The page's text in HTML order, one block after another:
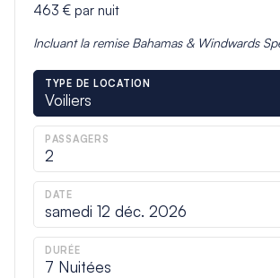
463 €par nuit
Incluant la remise Bahamas & Windwards
TYPE DE LOCATION
Voiliers
PASSAGERS
2
DATE
samedi 12 déc. 2026
DURÉE
7 Nuitées